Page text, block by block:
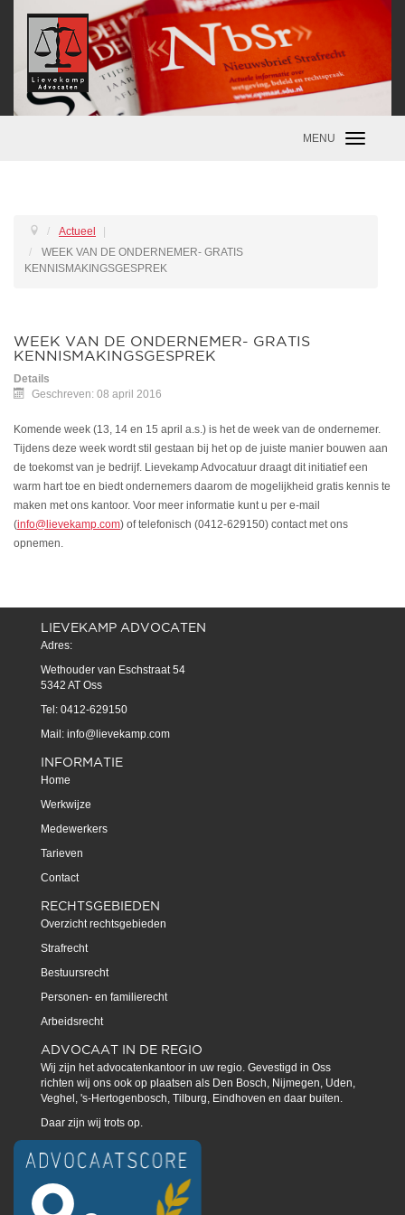
Toggle
MENU
Actueel
WEEK VAN DE ONDERNEMER- GRATIS
KENNISMAKINGSGESPREK
WEEK VAN DE ONDERNEMER- GRATIS
KENNISMAKINGSGESPREK
Details
Geschreven: 08 april 2016
Komende week (13, 14 en 15 april a.s.) is het de week van de ondernemer.
Tijdens deze week wordt stil gestaan bij het op de juiste manier bouwen aan
de toekomst van je bedrijf. Lievekamp Advocatuur draagt dit initiatief een
warm hart toe en biedt ondernemers daarom de mogelijkheid gratis kennis te
maken met ons kantoor. Voor meer informatie kunt u per e-mail
(info@lievekamp.com) of telefonisch (0412-629150) contact met ons
opnemen.
LIEVEKAMP ADVOCATEN
Adres:
Wethouder van Eschstraat 54
5342 AT Oss
Tel: 0412-629150
Mail: info@lievekamp.com
INFORMATIE
Home
Werkwijze
Medewerkers
Tarieven
Contact
RECHTSGEBIEDEN
Overzicht rechtsgebieden
Strafrecht
Bestuursrecht
Personen- en familierecht
Arbeidsrecht
ADVOCAAT IN DE REGIO
Wij zijn het advocatenkantoor in uw regio. Gevestigd in Oss
richten wij ons ook op plaatsen als Den Bosch, Nijmegen, Uden,
Veghel, 's-Hertogenbosch, Tilburg, Eindhoven en daar buiten.
Daar zijn wij trots op.